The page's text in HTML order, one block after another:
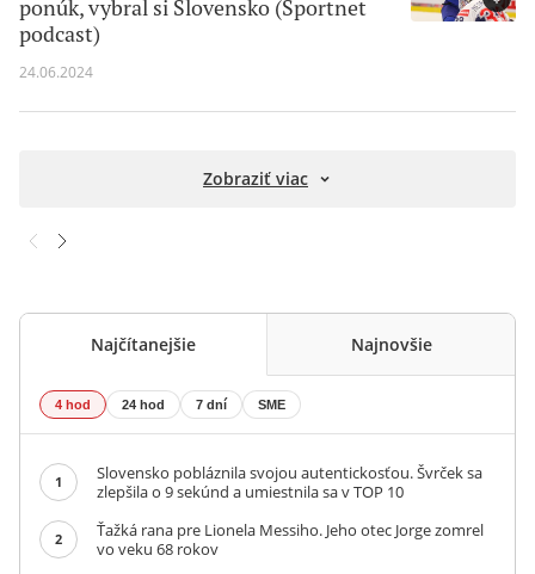
ponúk, vybral si Slovensko (Sportnet
podcast)
24.06.2024
Zobraziť viac
Najčítanejšie Najnovšie
4 hod 24 hod 7 dní SME
1
Slovensko pobláznila svojou autentickosťou. Švrček sa
zlepšila o 9 sekúnd a umiestnila sa v TOP 10
2
Ťažká rana pre Lionela Messiho. Jeho otec Jorge zomrel
vo veku 68 rokov